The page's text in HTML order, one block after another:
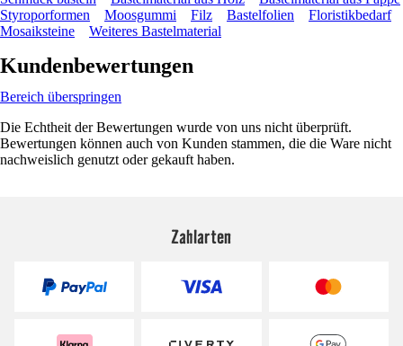
Styroporformen
Moosgummi Filz Bastelfolien
Floristikbedarf
Mosaiksteine
Weiteres Bastelmaterial
Kundenbewertungen
Bereich überspringen
Die Echtheit der Bewertungen wurde von uns nicht überprüft.
Bewertungen können auch von Kunden stammen, die die Ware nicht
nachweislich genutzt oder gekauft haben.
Zahlarten